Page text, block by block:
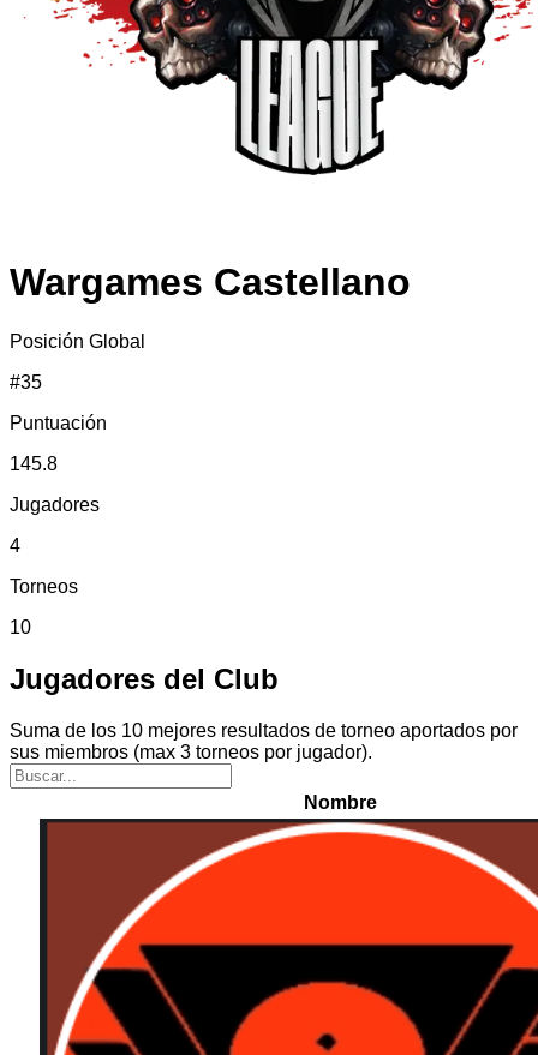
Wargames Castellano
Posición Global
#35
Puntuación
145.8
Jugadores
4
Torneos
10
Jugadores del Club
Suma de los 10 mejores resultados de torneo aportados por
sus miembros (max 3 torneos por jugador).
Nombre